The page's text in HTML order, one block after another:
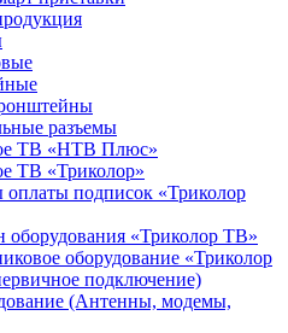
разъемы
ТВ «НТВ Плюс»
ТВ «Триколор»
оплаты подписок «Триколор
оборудования «Триколор ТВ»
оборудование «Триколор
подключение)
(Антенны, модемы,